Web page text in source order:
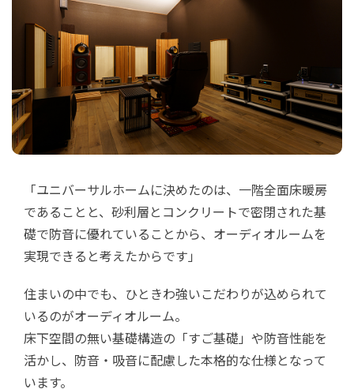
「ユニバーサルホームに決めたのは、一階全面床暖房
であることと、砂利層とコンクリートで密閉された基
礎で防音に優れていることから、オーディオルームを
実現できると考えたからです」
住まいの中でも、ひときわ強いこだわりが込められて
いるのがオーディオルーム。
床下空間の無い基礎構造の「すご基礎」や防音性能を
活かし、防音・吸音に配慮した本格的な仕様となって
います。